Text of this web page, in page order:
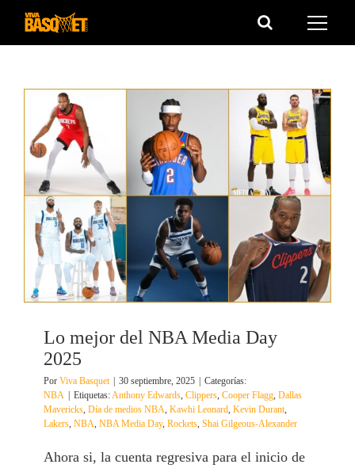
Saltar
Lo mejor del NBA Media Day
2025
Por Viva Basquet | 30 septiembre, 2025 | Categorías:
NBA | Etiquetas: Anthony Edwards Clippers Cooper Flagg Dallas
Mavericks Día de medios NBA Kawhi Leonard Kevin Durant
Lakers NBA NBA Media Day, Rockets Shai Gilgeous-Alexander
Ahora si, la cuenta regresiva para el inicio de